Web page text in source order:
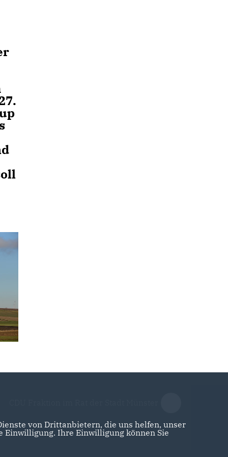
von Drittanbietern, die uns helfen, unser
Einwilligung. Ihre Einwilligung können Sie